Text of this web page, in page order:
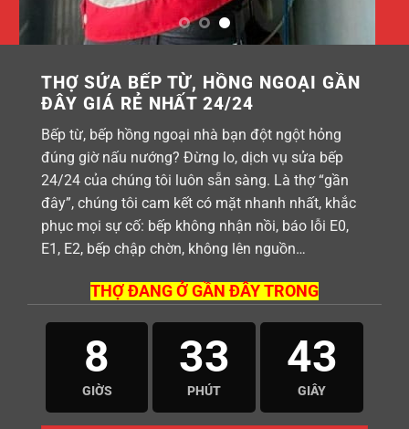
THỢ SỬA BẾP TỪ, HỒNG NGOẠI GẦN
ĐÂY GIÁ RẺ NHẤT 24/24
Bếp từ, bếp hồng ngoại nhà bạn đột ngột hỏng
đúng giờ nấu nướng? Đừng lo, dịch vụ sửa bếp
24/24 của chúng tôi luôn sẵn sàng. Là thợ “gần
đây”, chúng tôi cam kết có mặt nhanh nhất, khắc
phục mọi sự cố: bếp không nhận nồi, báo lỗi E0,
E1, E2, bếp chập chờn, không lên nguồn…
THỢ ĐANG Ở GẦN ĐÂY TRONG
8
GIỜS
33
PHÚT
42
GIÂY